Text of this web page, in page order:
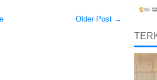
Older Post →